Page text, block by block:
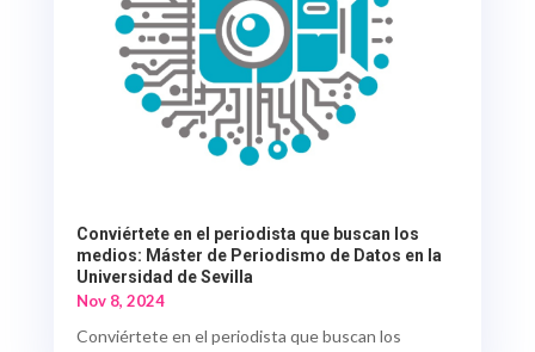
Conviértete en el periodista que buscan los
medios: Máster de Periodismo de Datos en la
Universidad de Sevilla
Nov 8, 2024
Conviértete en el periodista que buscan los